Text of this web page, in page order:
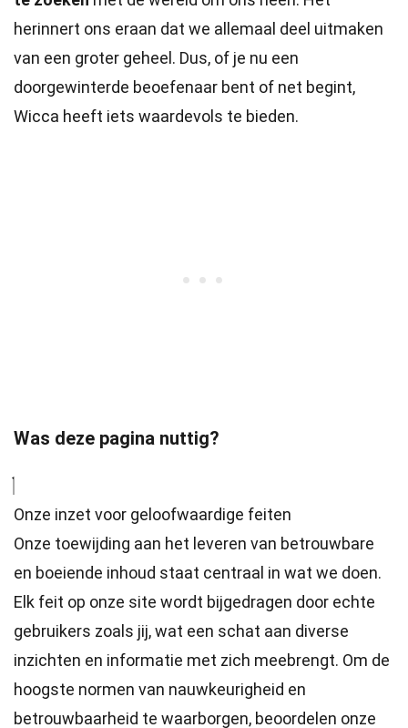
herinnert ons eraan dat we allemaal deel uitmaken
van een groter geheel. Dus, of je nu een
doorgewinterde beoefenaar bent of net begint,
Wicca heeft iets waardevols te bieden.
Was deze pagina nuttig?
Onze inzet voor geloofwaardige feiten
Onze toewijding aan het leveren van betrouwbare
en boeiende inhoud staat centraal in wat we doen.
Elk feit op onze site wordt bijgedragen door echte
gebruikers zoals jij, wat een schat aan diverse
inzichten en informatie met zich meebrengt. Om de
hoogste normen van nauwkeurigheid en
betrouwbaarheid te waarborgen, beoordelen onze